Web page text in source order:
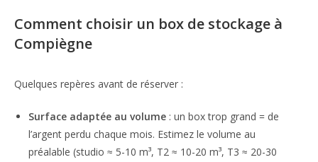
Comment choisir un box de stockage à
Compiègne
Quelques repères avant de réserver :
Surface adaptée au volume : un box trop grand = de
l’argent perdu chaque mois. Estimez le volume au
préalable (studio ≈ 5-10 m³, T2 ≈ 10-20 m³, T3 ≈ 20-30